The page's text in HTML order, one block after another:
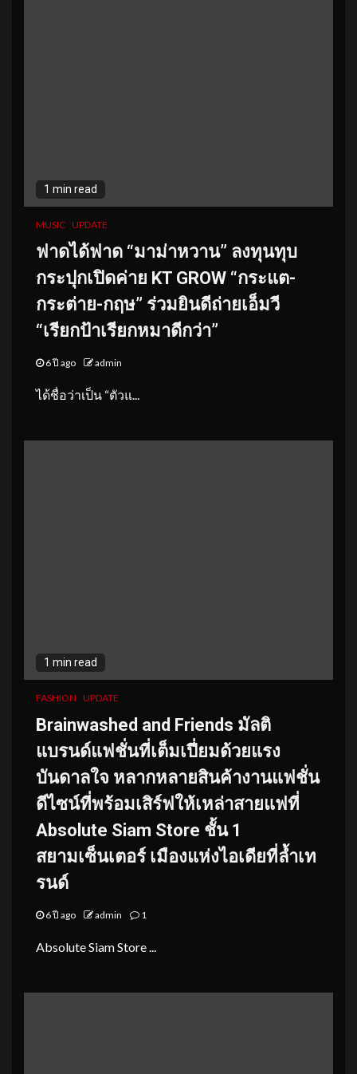
1 min read
MUSIC UPDATE
ฟาดได้ฟาด “มาม่าหวาน” ลงทุนทุบ
กระปุกเปิดค่าย KT GROW “กระแต-
กระต่าย-กฤษ” ร่วมยินดีถ่ายเอ็มวี
“เรียกป้าเรียกหมาดีกว่า”
6 ปี ago admin
ได้ชื่อว่าเป็น “ตัวแ...
1 min read
FASHION UPDATE
Brainwashed and Friends มัลติ
แบรนด์แฟชั่นที่เต็มเปี่ยมด้วยแรง
บันดาลใจ หลากหลายสินค้างานแฟชั่น
ดีไซน์ที่พร้อมเสิร์ฟให้เหล่าสายแฟที่
Absolute Siam Store ชั้น 1
สยามเซ็นเตอร์ เมืองแห่งไอเดียที่ล้ำเท
รนด์
6 ปี ago admin 1
Absolute Siam Store ...